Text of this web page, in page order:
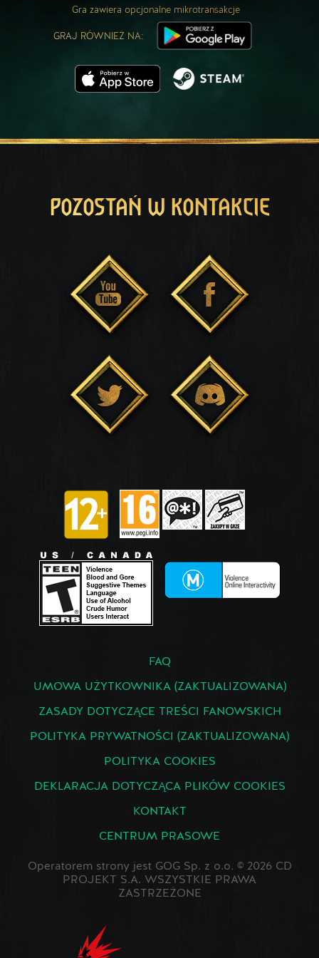
Gra zawiera opcjonalne mikrotransakcje
GRAJ RÓWNIEŻ NA:
POZOSTAŃ W KONTAKCIE
FAQ
UMOWA UŻYTKOWNIKA (ZAKTUALIZOWANA)
ZASADY DOTYCZĄCE TREŚCI FANOWSKICH
POLITYKA PRYWATNOŚCI (ZAKTUALIZOWANA)
POLITYKA COOKIES
DEKLARACJA DOTYCZĄCA PLIKÓW COOKIES
KONTAKT
CENTRUM PRASOWE
Operatorem strony jest GOG Sp. z o.o. © 2026 CD
PROJEKT S.A. WSZYSTKIE PRAWA
ZASTRZEŻONE